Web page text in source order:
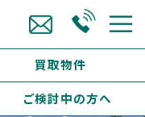
買取物件
ご検討中の方へ